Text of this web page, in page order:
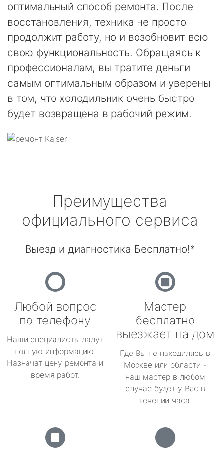
оптимальный способ ремонта. После
восстановления, техника не просто
продолжит работу, но и возобновит всю
свою функциональность. Обращаясь к
профессионалам, вы тратите деньги
самым оптимальным образом и уверены
в том, что холодильник очень быстро
будет возвращена в рабочий режим.
Преимущества
официального сервиса
Выезд и диагностика Бесплатно!*
Любой вопрос
по телефону
Наши специалисты дадут
полную информацию.
Назначат цену ремонта и
время работ.
Мастер
бесплатно
выезжает на дом
Где Вы не находились в
Москве или области -
наш мастер в любом
случае будет у Вас в
течении часа.